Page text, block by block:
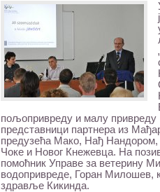
пољопривреду и малу привреду
представници партнера из
предузећа Мако, Нађ Нандором,
Чоке и Новог Кнежевца. На
помоћник Управе за ветерину
водопривреде, Горан Милошев,
здравље Кикинда.